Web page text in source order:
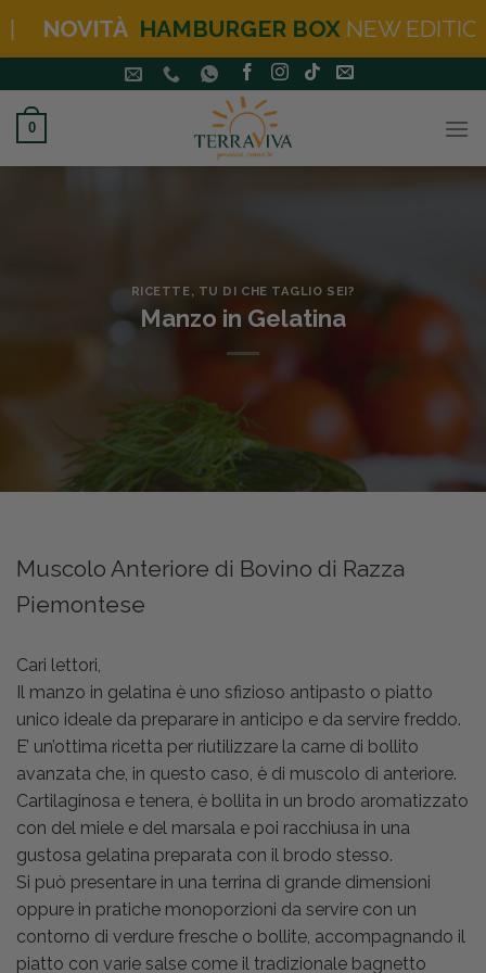
BOXNEW EDITION (PANE
ai
contenuti
0
RICETTE TU DI CHE TAGLIO SEI?
Manzo in Gelatina
Muscolo Anteriore di Bovino di Razza
Piemontese
Cari lettori,
Il manzo in gelatina è uno sfizioso antipasto o piatto
unico ideale da preparare in anticipo e da servire freddo.
E’ un’ottima ricetta per riutilizzare la carne di bollito
avanzata che, in questo caso, è di muscolo di anteriore.
Cartilaginosa e tenera, è bollita in un brodo aromatizzato
con del miele e del marsala e poi racchiusa in una
gustosa gelatina preparata con il brodo stesso.
Si può presentare in una terrina di grande dimensioni
oppure in pratiche monoporzioni da servire con un
contorno di verdure fresche o bollite, accompagnando il
piatto con varie salse come il tradizionale bagnetto